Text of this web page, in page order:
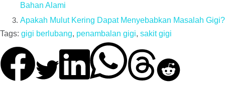
Bahan Alami
Apakah Mulut Kering Dapat Menyebabkan Masalah Gigi?
Tags: gigi berlubang, penambalan gigi, sakit gigi